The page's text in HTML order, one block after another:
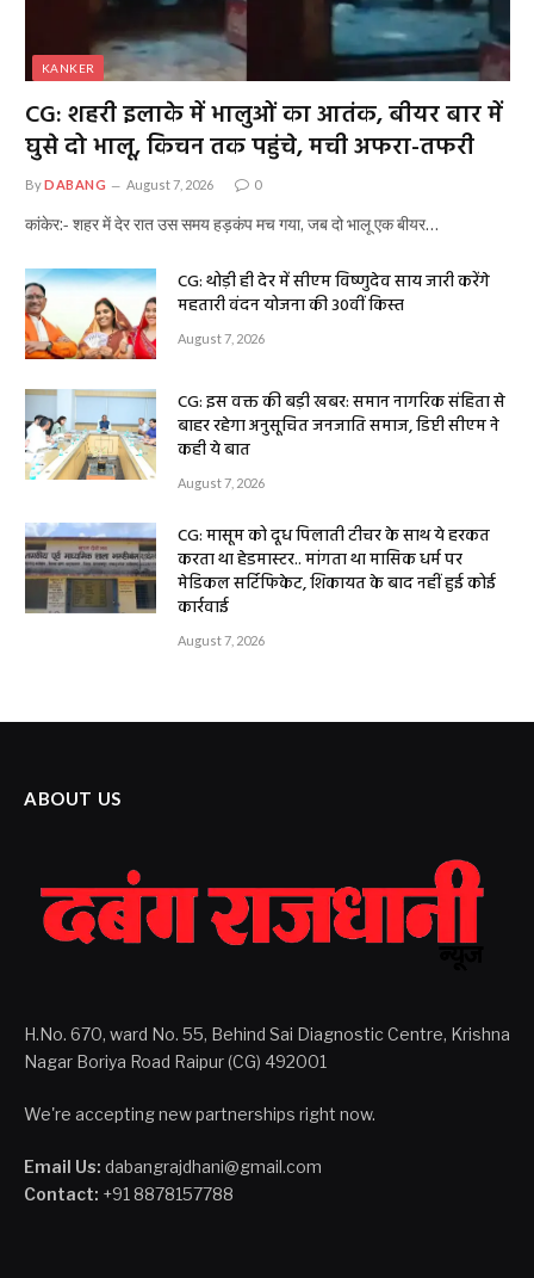
KANKER
CG: शहरी इलाके में भालुओं का आतंक, बीयर बार में
घुसे दो भालू, किचन तक पहुंचे, मची अफरा-तफरी
ByDABANG August 7, 2026 0
कांकेर:- शहर में देर रात उस समय हड़कंप मच गया, जब दो भालू एक बीयर…
CG: थोड़ी ही देर में सीएम विष्णुदेव साय जारी करेंगे
महतारी वंदन योजना की 30वीं किस्त
August 7, 2026
CG: इस वक्त की बड़ी खबर: समान नागरिक संहिता से
बाहर रहेगा अनुसूचित जनजाति समाज, डिप्टी सीएम ने
कही ये बात
August 7, 2026
CG: मासूम को दूध पिलाती टीचर के साथ ये हरकत
करता था हेडमास्टर.. मांगता था मासिक धर्म पर
मेडिकल सर्टिफिकेट, शिकायत के बाद नहीं हुई कोई
कार्रवाई
August 7, 2026
ABOUT US
H.No. 670, ward No. 55, Behind Sai Diagnostic Centre, Krishna
Nagar Boriya Road Raipur (CG) 492001
We're accepting new partnerships right now.
Email Us: dabangrajdhani@gmail.com
Contact: +91 8878157788